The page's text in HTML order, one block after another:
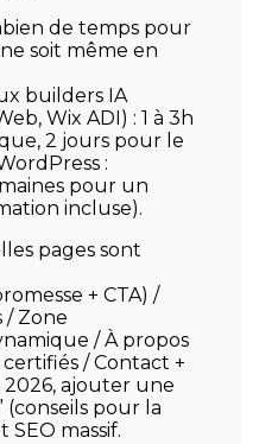
de temps pour
soit même en
builders IA
Wix ADI) : 1 à 3h
2 jours pour le
:
pour un
incluse).
pages sont
+ CTA) /
/ Zone
/ À propos
/ Contact +
2026, ajouter une
(conseils pour la
massif.